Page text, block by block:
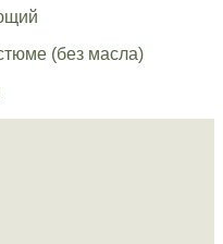
(без масла)